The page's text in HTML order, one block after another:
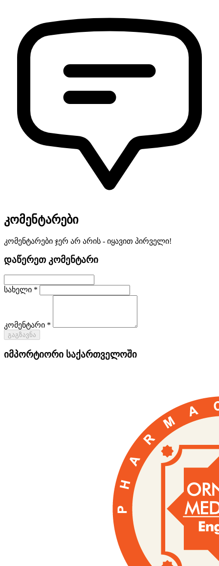
კომენტარები
კომენტარები ჯერ არ არის - იყავით პირველი!
დაწერეთ კომენტარი
სახელი *
კომენტარი *
გაგზავნა
იმპორტიორი საქართველოში